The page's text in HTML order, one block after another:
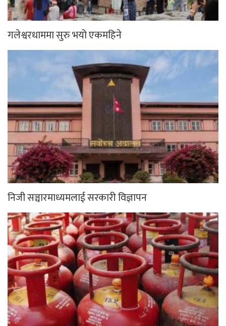
गलेश्वरधाममा सुरु भयो एकमहिने
निजी सञ्चारमाध्यमलाई सरकारी विज्ञापन